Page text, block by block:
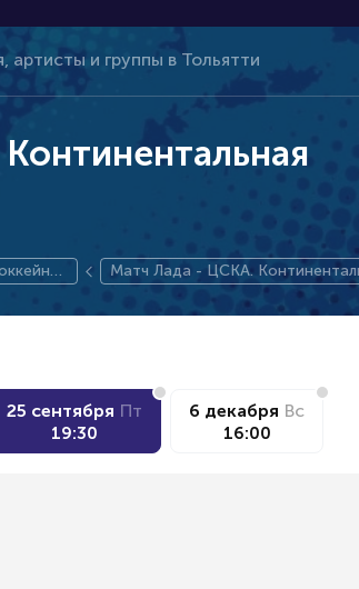
Матч Лада - ЦСКА.
25 сентября Пт
19:30
6 декабря Вс
16:00